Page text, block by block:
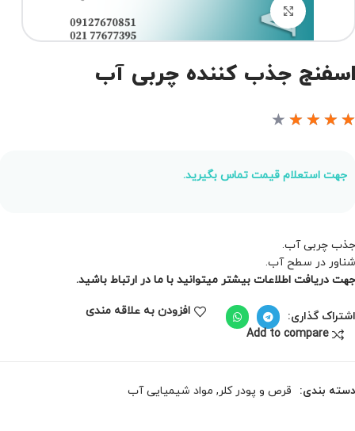
برای بزرگنمایی کلیک کنید
جذب کننده چربی آب
★
★
★
★
جهت استعلام قیمت تماس بگیرید.
چربی آب.
در سطح آب.
دریافت اطلاعات بیشتر میتوانید با ما در ارتباط باشید.
گذاری:
افزودن به علاقه مندی
Add to compare
بندی: قرص و پودر کلر, مواد شیمیایی آب